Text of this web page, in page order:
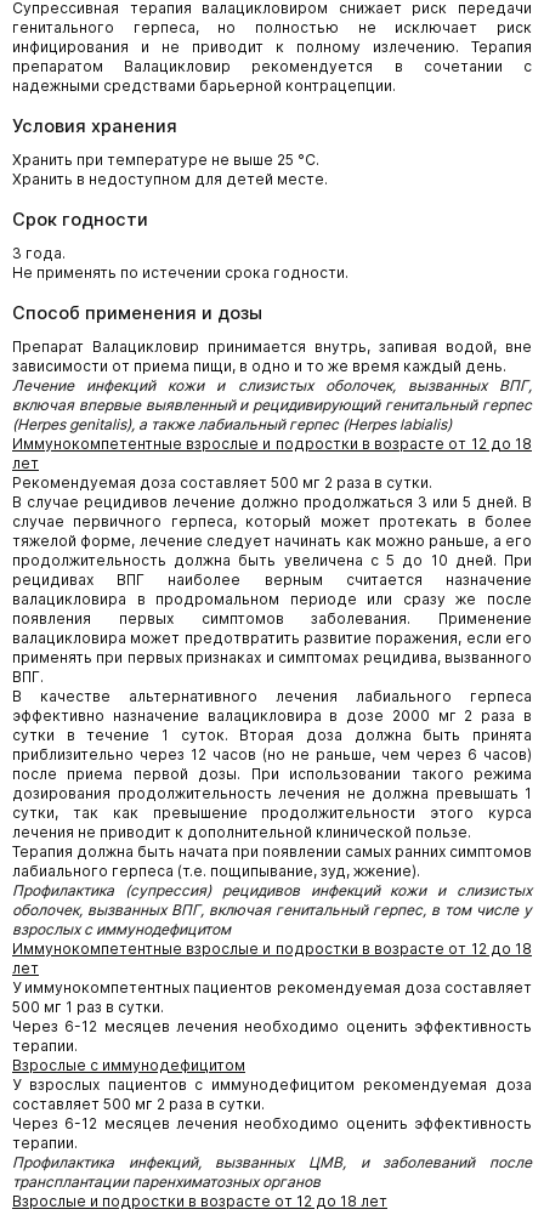
Супрессивная терапия валацикловиром снижает риск передачи
генитального герпеса, но полностью не исключает риск
инфицирования и не приводит к полному излечению. Терапия
препаратом Валацикловир рекомендуется в сочетании с
надежными средствами барьерной контрацепции.
Условия хранения
Хранить при температуре не выше 25 °С.
Хранить в недоступном для детей месте.
Срок годности
3 года.
Не применять по истечении срока годности.
Способ применения и дозы
Препарат Валацикловир принимается внутрь, запивая водой, вне
зависимости от приема пищи, в одно и то же время каждый день.
Лечение инфекций кожи и слизистых оболочек, вызванных ВПГ,
включая впервые выявленный и рецидивирующий генитальный герпес
(Herpes genitalis), а также лабиальный герпес (Herpes labialis)
Иммунокомпетентные взрослые и подростки в возрасте от 12 до 18
лет
Рекомендуемая доза составляет 500 мг 2 раза в сутки.
В случае рецидивов лечение должно продолжаться 3 или 5 дней. В
случае первичного герпеса, который может протекать в более
тяжелой форме, лечение следует начинать как можно раньше, а его
продолжительность должна быть увеличена с 5 до 10 дней. При
рецидивах ВПГ наиболее верным считается назначение
валацикловира в продромальном периоде или сразу же после
появления первых симптомов заболевания. Применение
валацикловира может предотвратить развитие поражения, если его
применять при первых признаках и симптомах рецидива, вызванного
ВПГ.
В качестве альтернативного лечения лабиального герпеса
эффективно назначение валацикловира в дозе 2000 мг 2 раза в
сутки в течение 1 суток. Вторая доза должна быть принята
приблизительно через 12 часов (но не раньше, чем через 6 часов)
после приема первой дозы. При использовании такого режима
дозирования продолжительность лечения не должна превышать 1
сутки, так как превышение продолжительности этого курса
лечения не приводит к дополнительной клинической пользе.
Терапия должна быть начата при появлении самых ранних симптомов
лабиального герпеса (т.е. пощипывание, зуд, жжение).
Профилактика (супрессия) рецидивов инфекций кожи и слизистых
оболочек, вызванных ВПГ, включая генитальный герпес, в том числе у
взрослых с иммунодефицитом
Иммунокомпетентные взрослые и подростки в возрасте от 12 до 18
лет
У иммунокомпетентных пациентов рекомендуемая доза составляет
500 мг 1 раз в сутки.
Через 6-12 месяцев лечения необходимо оценить эффективность
терапии.
Взрослые с иммунодефицитом
У взрослых пациентов с иммунодефицитом рекомендуемая доза
составляет 500 мг 2 раза в сутки.
Через 6-12 месяцев лечения необходимо оценить эффективность
терапии.
Профилактика инфекций, вызванных ЦМВ, и заболеваний после
трансплантации паренхиматозных органов
Взрослые и подростки в возрасте от 12 до 18 лет